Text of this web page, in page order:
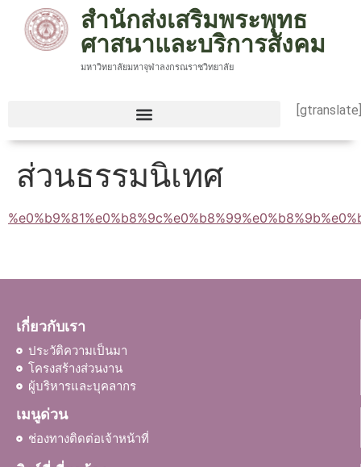
สำนักส่งเสริมพระพุทธ
ศาสนาและบริการสังคม
มหาวิทยาลัยมหาจุฬาลงกรณราชวิทยาลัย
ส่วนธรรมนิเทศ
เกี่ยวกับเรา
ประวัติความเป็นมา
โครงสร้างส่วนงาน
ผู้บริหารและบุคลากร
เมนูด่วน
ช่องทางติดต่อเจ้าหน้าที่